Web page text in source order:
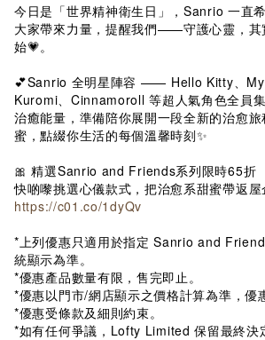
今日是「世界精神衛生日」，Sanrio 一直
大家帶來力量，提醒我們——守護心靈，其
始💗。
💕Sanrio 全明星陣容 —— Hello Kitty、My
Kuromi、Cinnamoroll 等超人氣角色全員
治癒能量，準備陪你展開一段全新的治愈
蜜，點綴你生活的每個溫馨時刻✨
🎀 精選Sanrio and Friends系列限時65折
快啲嚟挑選心儀款式，把治愈系甜蜜帶返屋
https://c01.co/1dyQv
*上列優惠只適用於指定 Sanrio and
統顯示為準。
*優惠產品數量有限，售完即止。
*優惠以門市/網店顯示之價格計算為準，優
*優惠受條款及細則約束。
*如有任何爭議，Lofty Limited 保留最終決